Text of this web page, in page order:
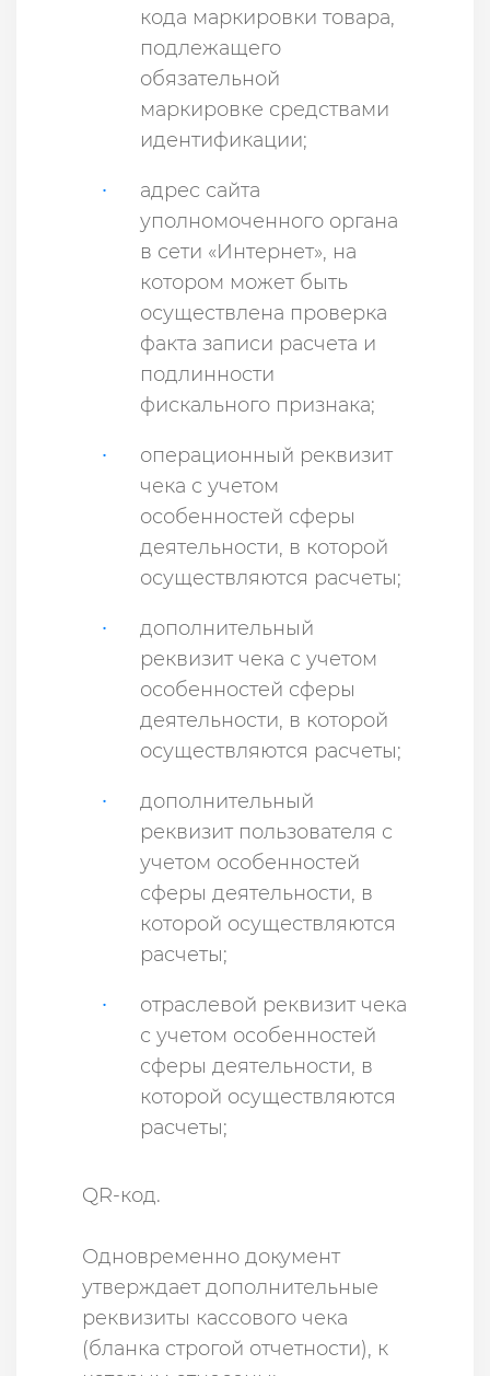
кода маркировки товара,
подлежащего
обязательной
маркировке средствами
идентификации;
адрес сайта
уполномоченного органа
в сети «Интернет», на
котором может быть
осуществлена проверка
факта записи расчета и
подлинности
фискального признака;
операционный реквизит
чека с учетом
особенностей сферы
деятельности, в которой
осуществляются расчеты;
дополнительный
реквизит чека с учетом
особенностей сферы
деятельности, в которой
осуществляются расчеты;
дополнительный
реквизит пользователя с
учетом особенностей
сферы деятельности, в
которой осуществляются
расчеты;
отраслевой реквизит чека
с учетом особенностей
сферы деятельности, в
которой осуществляются
расчеты;
QR-код.
Одновременно документ
утверждает дополнительные
реквизиты кассового чека
(бланка строгой отчетности), к